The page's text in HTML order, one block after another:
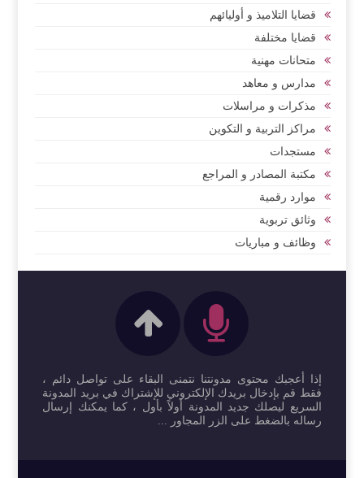
قضايا التلاميذ و أوليائهم
قضايا مختلفة
متحانات مهنية
مدارس و معاهد
مذكرات و مراسلات
مراكز التربية و التكوين
مستجدات
مكتبة المصادر و المراجع
موارد رقمية
وثائق تربوية
وظائف و مباريات
إذا أعجبك محتوى مدونتنا نتمنى البقاء على تواصل دائم ،
فقط قم بإدخال بريدك الإلكتروني للإشتراك في بريد المدونة
السريع ليصلك جديد المدونة أولاً بأول ، كما يمكنك إرسال
رساله بالضغط على الزر المجاور ...